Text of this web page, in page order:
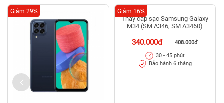
Giảm 29%
Thay cáp sạc Samsung Galaxy
M34 (SM A346, SM A3460)
340.000đ 408.000đ
Giảm 16%
30 - 45 phút
Bảo hành 6 tháng